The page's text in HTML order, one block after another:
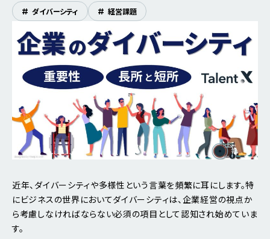
# ダイバーシティ # 経営課題
近年、ダイバーシティや多様性という言葉を頻繁に耳にします。特
にビジネスの世界においてダイバーシティは、企業経営の視点か
ら考慮しなければならない必須の項目として認知され始めていま
す。